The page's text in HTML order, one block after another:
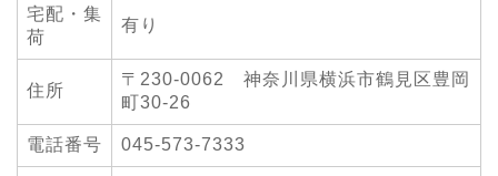
宅配・集
荷
有り
住所
〒230-0062 神奈川県横浜市鶴見区豊岡
町30-26
電話番号 045-573-7333